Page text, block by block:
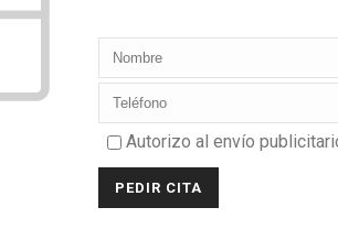
Autorizo al envío